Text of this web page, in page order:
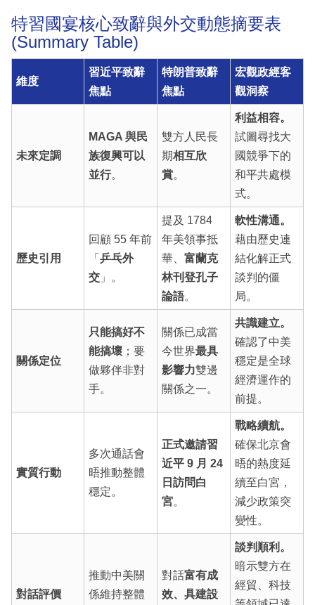
特習國宴核心致辭與外交動態摘要表
(Summary Table)
維度
習近平致辭
焦點
特朗普致辭
焦點
宏觀政經客
觀洞察
未來定調
MAGA 與民
族復興可以
並行。
雙方人民長
期相互欣
賞。
利益相容。
試圖尋找大
國競爭下的
和平共處模
式。
歷史引用
回顧 55 年前
「 乒乓外
交」。
提及 1784
年美領事抵
華、 富蘭克
林刊登孔子
論語。
軟性溝通。
藉由歷史連
結化解正式
談判的僵
局。
關係定位
只能搞好不
能搞壞；要
做夥伴非對
手。
關係已成當
今世界最具
影響力雙邊
關係之一。
共識建立。
確認了中美
穩定是全球
經濟運作的
前提。
實質行動
多次通話會
晤推動整體
穩定。
正式邀請習
近平 9 月 24
日訪問白
宮。
戰略續航。
確保北京會
晤的熱度延
續至白宮，
減少政策突
變性。
對話評價
推動中美關
係維持整體
對話富有成
效、具建設
談判順利。
暗示雙方在
經貿、科技